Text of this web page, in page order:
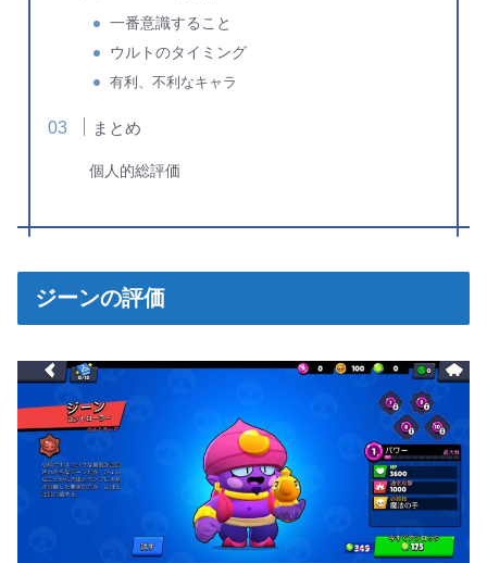
一番意識すること
ウルトのタイミング
有利、不利なキャラ
まとめ
個人的総評価
ジーンの評価